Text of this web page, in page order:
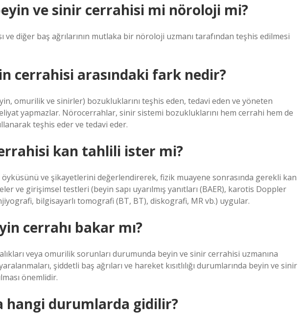
ve sinir cerrahisi mi nöroloji mi?
ve diğer baş ağrılarının mutlaka bir nöroloji uzmanı tarafından teşhis edilmesi
cerrahisi arasındaki fark nedir?
omurilik ve sinirler) bozukluklarını teşhis eden, tedavi eden ve yöneten
yapmazlar. Nörocerrahlar, sinir sistemi bozukluklarını hem cerrahi hem de
teşhis eder ve tedavi eder.
kan tahlili ister mi?
öyküsünü ve şikayetlerini değerlendirerek, fizik muayene sonrasında gerekli kan
ve girişimsel testleri (beyin sapı uyarılmış yanıtları (BAER), karotis Doppler
bilgisayarlı tomografi (BT, BT), diskografi, MR vb.) uygular.
cerrahı bakar mı?
veya omurilik sorunları durumunda beyin ve sinir cerrahisi uzmanına
şiddetli baş ağrıları ve hareket kısıtlılığı durumlarında beyin ve sinir
önemlidir.
hangi durumlarda gidilir?